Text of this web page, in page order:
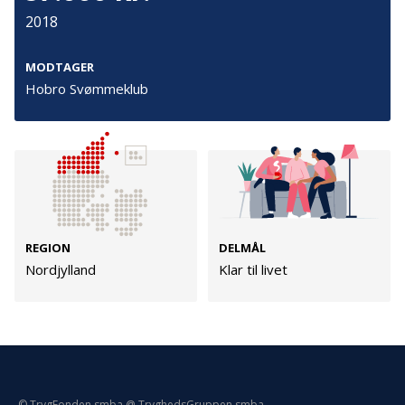
2018
MODTAGER
Hobro Svømmeklub
REGION
Nordjylland
DELMÅL
Klar til livet
Persondata
TryghedsGruppen
Facebook LinkedIn